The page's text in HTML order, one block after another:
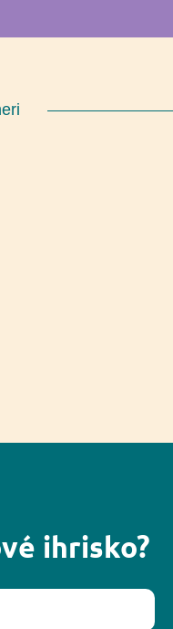
ihrisko?